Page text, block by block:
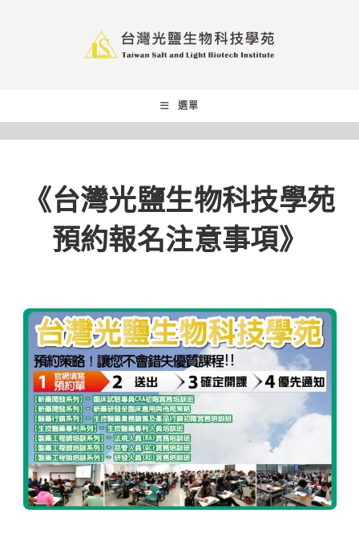
選單
《台灣光鹽生物科技學苑
預約報名注意事項》